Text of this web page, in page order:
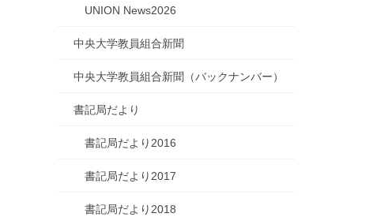
UNION News2026
中央大学教員組合新聞
中央大学教員組合新聞（バックナンバー）
書記局だより
書記局だより2016
書記局だより2017
書記局だより2018